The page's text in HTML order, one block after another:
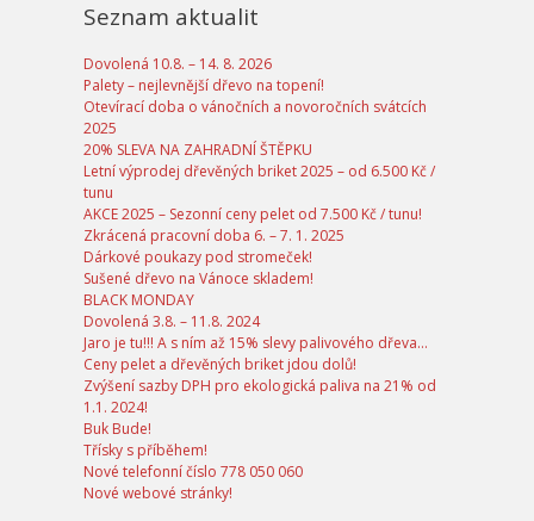
Seznam aktualit
Dovolená 10.8. – 14. 8. 2026
Palety – nejlevnější dřevo na topení!
Otevírací doba o vánočních a novoročních svátcích
2025
20% SLEVA NA ZAHRADNÍ ŠTĚPKU
Letní výprodej dřevěných briket 2025 – od 6.500 Kč /
tunu
AKCE 2025 – Sezonní ceny pelet od 7.500 Kč / tunu!
Zkrácená pracovní doba 6. – 7. 1. 2025
Dárkové poukazy pod stromeček!
Sušené dřevo na Vánoce skladem!
BLACK MONDAY
Dovolená 3.8. – 11.8. 2024
Jaro je tu!!! A s ním až 15% slevy palivového dřeva…
Ceny pelet a dřevěných briket jdou dolů!
Zvýšení sazby DPH pro ekologická paliva na 21% od
1.1. 2024!
Buk Bude!
Třísky s příběhem!
Nové telefonní číslo 778 050 060
Nové webové stránky!